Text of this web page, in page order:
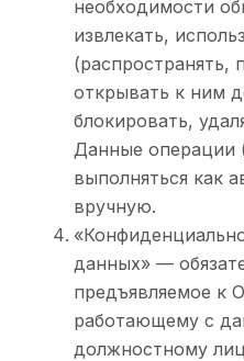
необходимости
извлекать,
(распространять,
открывать к ним
блокировать,
Данные операции
выполняться как
вручную.
данных» —
предъявляемое к
работающему с
должностному